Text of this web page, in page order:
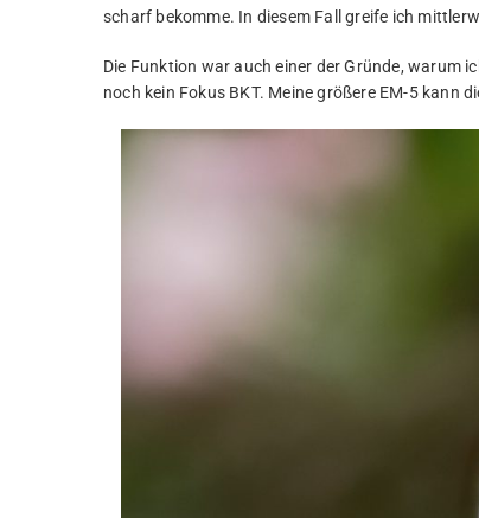
scharf bekomme. In diesem Fall greife ich
Die Funktion war auch einer der Gründe, warum
noch kein Fokus BKT. Meine größere EM-5 kann